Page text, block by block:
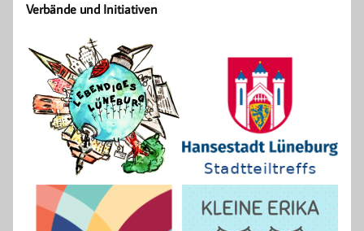
Verbände und Initiativen